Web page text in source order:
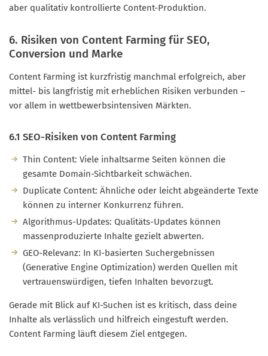
aber qualitativ kontrollierte Content-Produktion.
6. Risiken von Content Farming für SEO,
Conversion und Marke
Content Farming ist kurzfristig manchmal erfolgreich, aber
mittel- bis langfristig mit erheblichen Risiken verbunden –
vor allem in wettbewerbsintensiven Märkten.
6.1 SEO-Risiken von Content Farming
Thin Content: Viele inhaltsarme Seiten können die
gesamte Domain-Sichtbarkeit schwächen.
Duplicate Content: Ähnliche oder leicht abgeänderte Texte
können zu interner Konkurrenz führen.
Algorithmus-Updates: Qualitäts-Updates können
massenproduzierte Inhalte gezielt abwerten.
GEO-Relevanz: In KI-basierten Suchergebnissen
(Generative Engine Optimization) werden Quellen mit
vertrauenswürdigen, tiefen Inhalten bevorzugt.
Gerade mit Blick auf KI-Suchen ist es kritisch, dass deine
Inhalte als verlässlich und hilfreich eingestuft werden.
Content Farming läuft diesem Ziel entgegen.